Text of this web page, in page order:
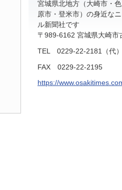
宮城県北地方（大崎市・
原市・登米市）の身近な
ル新聞社です
〒989-6162 宮城県大崎
TEL 0229-22-2181（代
FAX 0229-22-2195
https://